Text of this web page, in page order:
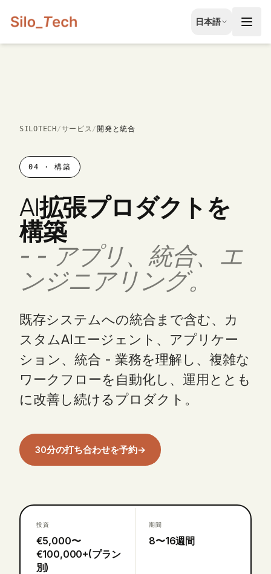
日本語
EN
English
無料相談を予約する
SILOTECH /サービス/ 開発と統合
04 ·構築
AI拡張プロダクトを
構築
- - アプリ、統合、エ
ンジニアリング。
既存システムへの統合まで含む、カ
スタムAIエージェント、アプリケー
ション、統合 - 業務を理解し、複雑な
ワークフローを自動化し、運用ととも
に改善し続けるプロダクト。
30分の打ち合わせを予約→
投資
€5,000〜
€100,000+(プラン
別)
期間
8〜16週間